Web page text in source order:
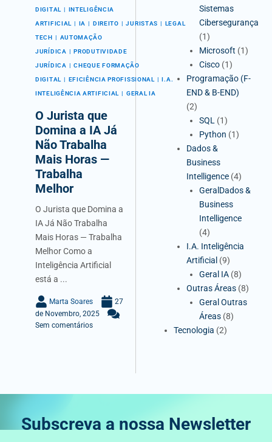
DIGITAL INTELIGÊNCIA
ARTIFICIAL IA DIREITO JURISTAS LEGAL
TECH AUTOMAÇÃO
JURÍDICA PRODUTIVIDADE
JURÍDICA CHEQUE FORMAÇÃO
DIGITAL EFICIÊNCIA PROFISSIONAL I.A.
INTELIGÊNCIA ARTIFICIAL GERAL IA
O Jurista que
Domina a IA Já
Não Trabalha
Mais Horas —
Trabalha
Melhor
O Jurista que Domina a
IA Já Não Trabalha
Mais Horas — Trabalha
Melhor Como a
Inteligência Artificial
está a ...
Marta Soares
27
de Novembro, 2025
Sem comentários
Sistemas
Cibersegurança
(1)
Microsoft (1)
Cisco (1)
Programação (F-
END & B-END)
(2)
SQL (1)
Python (1)
Dados &
Business
Intelligence (4)
GeralDados &
Business
Intelligence
(4)
I.A. Inteligência
Artificial (9)
Geral IA (8)
Outras Áreas (8)
Geral Outras
Áreas (8)
Tecnologia (2)
Subscreva a nossa Newsletter